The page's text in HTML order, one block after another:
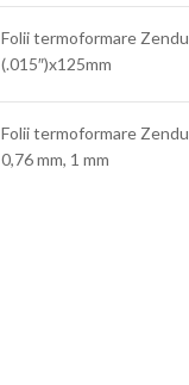
Folii termoformare
(.015″)x125mm
Folii termoformare
0,76 mm, 1 mm